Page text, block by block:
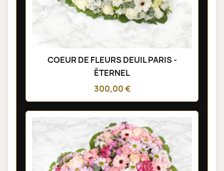
COEUR DE FLEURS DEUIL PARIS -
ÉTERNEL
300,00 €